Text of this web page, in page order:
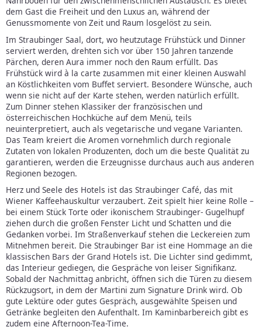
dem Gast die Freiheit und den Luxus an, während der
Genussmomente von Zeit und Raum losgelöst zu sein.
Im Straubinger Saal, dort, wo heutzutage Frühstück und Dinner
serviert werden, drehten sich vor über 150 Jahren tanzende
Pärchen, deren Aura immer noch den Raum erfüllt. Das
Frühstück wird à la carte zusammen mit einer kleinen Auswahl
an Köstlichkeiten vom Buffet serviert. Besondere Wünsche, auch
wenn sie nicht auf der Karte stehen, werden natürlich erfüllt.
Zum Dinner stehen Klassiker der französischen und
österreichischen Hochküche auf dem Menü, teils
neuinterpretiert, auch als vegetarische und vegane Varianten.
Das Team kreiert die Aromen vornehmlich durch regionale
Zutaten von lokalen Produzenten, doch um die beste Qualität zu
garantieren, werden die Erzeugnisse durchaus auch aus anderen
Regionen bezogen.
Herz und Seele des Hotels ist das Straubinger Café, das mit
Wiener Kaffeehauskultur verzaubert. Zeit spielt hier keine Rolle –
bei einem Stück Torte oder ikonischem Straubinger- Gugelhupf
ziehen durch die großen Fenster Licht und Schatten und die
Gedanken vorbei. Im Straßenverkauf stehen die Leckereien zum
Mitnehmen bereit. Die Straubinger Bar ist eine Hommage an die
klassischen Bars der Grand Hotels ist. Die Lichter sind gedimmt,
das Interieur gediegen, die Gespräche von leiser Signifikanz.
Sobald der Nachmittag anbricht, öffnen sich die Türen zu diesem
Rückzugsort, in dem der Martini zum Signature Drink wird. Ob
gute Lektüre oder gutes Gespräch, ausgewählte Speisen und
Getränke begleiten den Aufenthalt. Im Kaminbarbereich gibt es
zudem eine Afternoon-Tea-Time.